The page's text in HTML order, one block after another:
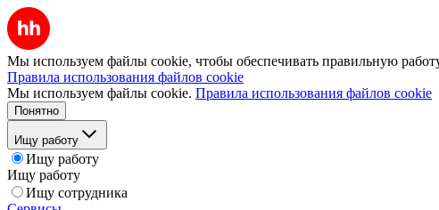
Мы используем файлы cookie, чтобы обеспечивать правильную
Правила использования файлов cookie
Мы используем файлы cookie. Правила использования файлов cookie
Понятно
Ищу работу
Ищу работу
Ищу работу
Ищу сотрудника